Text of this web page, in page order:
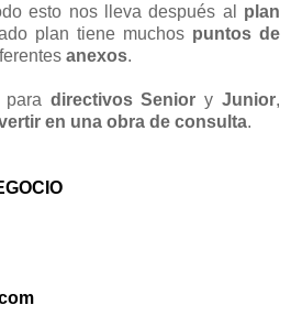
esto nos lleva después al plan
plan tiene muchos puntos de
anexos.
directivos Senior yJunior,
en una obra de consulta.